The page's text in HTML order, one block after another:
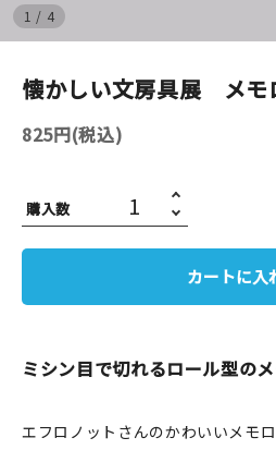
無地素材
本
台湾グッズ
在庫限り
1 / 4
懐かしい文房具展 メモ
825円(税込)
購入数
カートに入
ミシン目で切れるロール型のメ
エフロノットさんのかわいいメモ